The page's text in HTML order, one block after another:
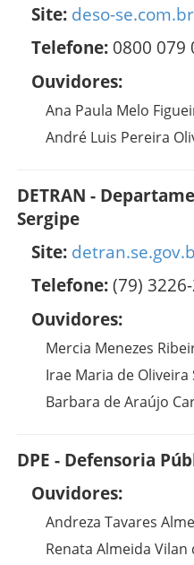
Site: deso-se.com.br
Telefone: 0800 079
Ouvidores:
Ana Paula Melo
André Luis Pereira
DETRAN -
Sergipe
Site:
Telefone:(79)
Ouvidores:
Mercia Menezes
Irae Maria de Oliveira
Barbara de Araújo
DPE - Defensoria
Ouvidores:
Andreza Tavares
Renata Almeida Vilan